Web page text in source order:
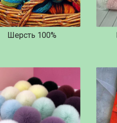
Шерсть 100%